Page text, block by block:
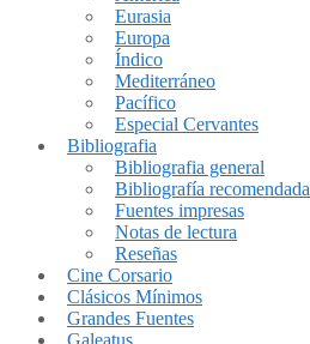
Eurasia
Europa
Índico
Mediterráneo
Pacífico
Especial Cervantes
Bibliografia
Bibliografia general
Bibliografía recomendada
Fuentes impresas
Notas de lectura
Reseñas
Cine Corsario
Clásicos Mínimos
Grandes Fuentes
Galeatus